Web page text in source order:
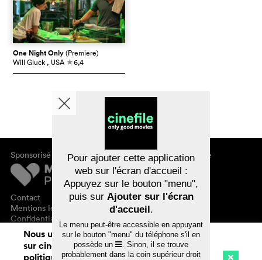
One Night Only(Premiere)
Will Gluck , USA c6,4
Sponsorisé par
Contact
Mentions légales
Confidentialité des données
À propos de cinefile
S'inscrire/s'abonner
Newsletter
FAQ
Bons-cadeaux
Nous utilisons des cookies. En naviguant
sur cinefile.ch, vous acceptez notre
politique d'utilisation des cookies. Pour
Pour ajouter cette application
web sur l'écran d'accueil :
Appuyez sur le bouton "menu",
puis sur Ajouter sur l'écran
d'accueil.
Le menu peut-être accessible en appuyant
sur le bouton "menu" du téléphone s'il en
possède un
. Sinon, il se trouve
probablement dans la coin supérieur droit